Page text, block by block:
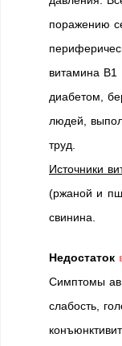
поражению
витамина В1
диабетом,
людей,
труд.
Источники
(ржаной и
свинина.
Недостаток
Симптомы
слабость,